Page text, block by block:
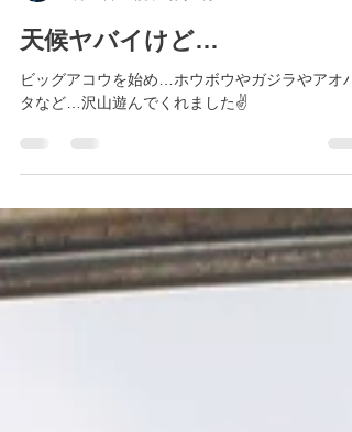
satoki mori
6月20日
読了時間: 1分
天候ヤバイけど…
タなど…沢山遊んでくれました✌️